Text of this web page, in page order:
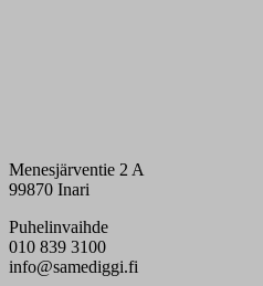
Menesjärventie 2 A
99870 Inari
Puhelinvaihde
010 839 3100
info@samediggi.fi